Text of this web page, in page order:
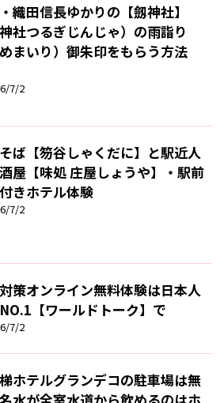
織田信長ゆかりの【劔神社】
神社つるぎじんじゃ）の雨詣り
めまいり）御朱印をもらう方法
7/2
ば【笏谷しゃくだに】と駅近人
屋【味処 庄屋しょうや】・駅前
きホテル体験
7/2
策オンライン無料体験は日本人
【ワールドトーク】で
7/2
ホテルグランデコの駐車場は無